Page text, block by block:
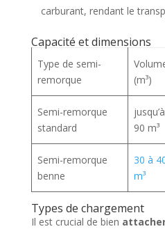
carburant, rendant le
Capacité et dimensions
Type de semi-
remorque
(m³)
Semi-remorque
standard
jusqu’à
90 m³
Semi-remorque
benne
30 à
m³
Types de chargement
Il est crucial de bien